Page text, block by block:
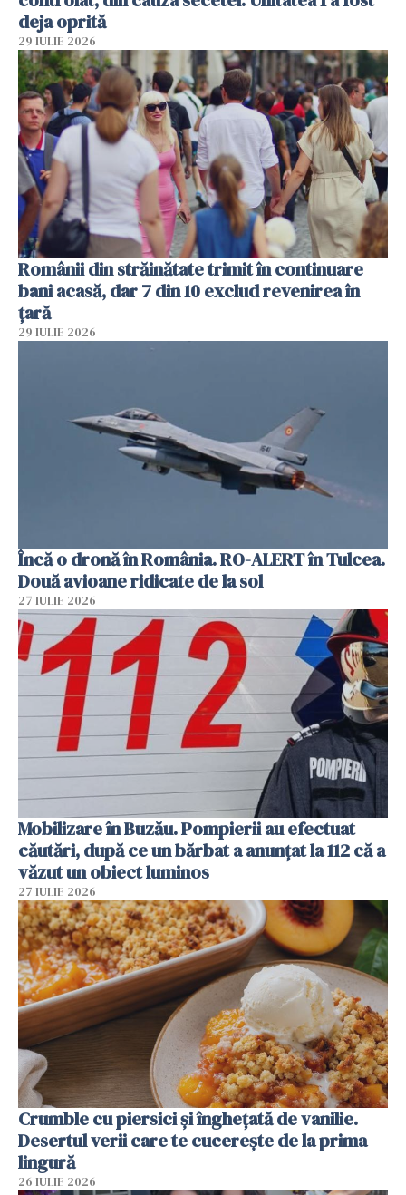
deja oprită
29 IULIE 2026
Românii din străinătate trimit în continuare
bani acasă, dar 7 din 10 exclud revenirea în
țară
29 IULIE 2026
Încă o dronă în România. RO-ALERT în Tulcea.
Două avioane ridicate de la sol
27 IULIE 2026
Mobilizare în Buzău. Pompierii au efectuat
căutări, după ce un bărbat a anunțat la 112 că a
văzut un obiect luminos
27 IULIE 2026
Crumble cu piersici și înghețată de vanilie.
Desertul verii care te cucerește de la prima
lingură
26 IULIE 2026